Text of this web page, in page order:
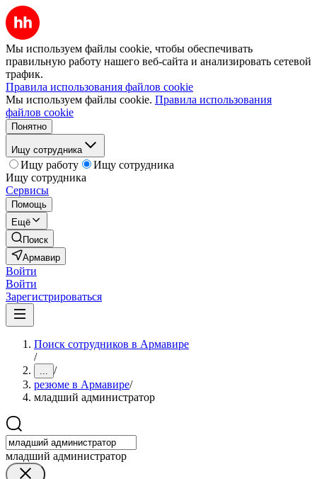
Мы используем файлы cookie, чтобы обеспечивать
правильную работу нашего веб-сайта и анализировать сетевой
трафик.
Правила использования файлов cookie
Мы используем файлы cookie. Правила использования
файлов cookie
Понятно
Ищу сотрудника
Ищу работу
Ищу сотрудника
Ищу сотрудника
Сервисы
Помощь
Ещё
Поиск
Армавир
Войти
Войти
Зарегистрироваться
Поиск сотрудников в Армавире
/
... /
резюме в Армавире/
младший администратор
младший администратор